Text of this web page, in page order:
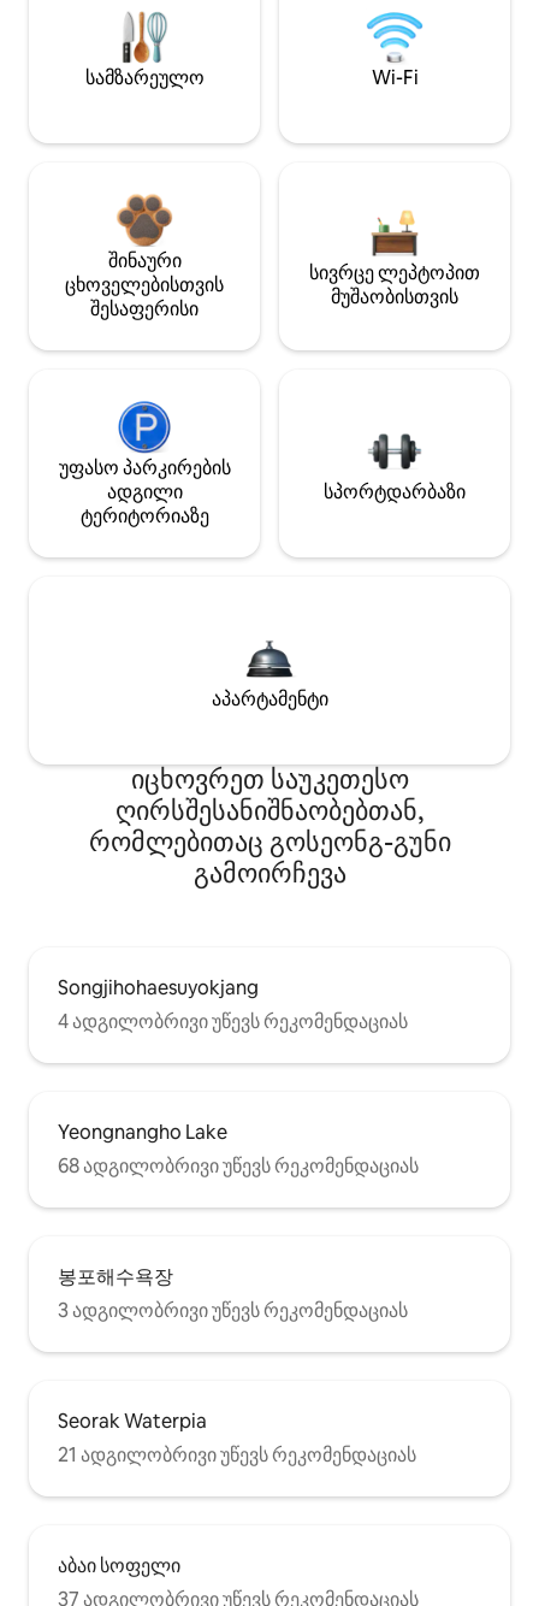
სამზარეულო Wi-Fi
შინაური
ცხოველებისთვის
შესაფერისი
სივრცე ლეპტოპით
მუშაობისთვის
უფასო პარკირების
ადგილი
ტერიტორიაზე
სპორტდარბაზი
აპარტამენტი
იცხოვრეთ საუკეთესო
ღირსშესანიშნაობებთან,
რომლებითაც გოსეონგ-გუნი
გამოირჩევა
Songjihohaesuyokjang
4 ადგილობრივი უწევს რეკომენდაციას
Yeongnangho Lake
68 ადგილობრივი უწევს რეკომენდაციას
봉포해수욕장
3 ადგილობრივი უწევს რეკომენდაციას
Seorak Waterpia
21 ადგილობრივი უწევს რეკომენდაციას
აბაი სოფელი
37 ადგილობრივი უწევს რეკომენდაციას